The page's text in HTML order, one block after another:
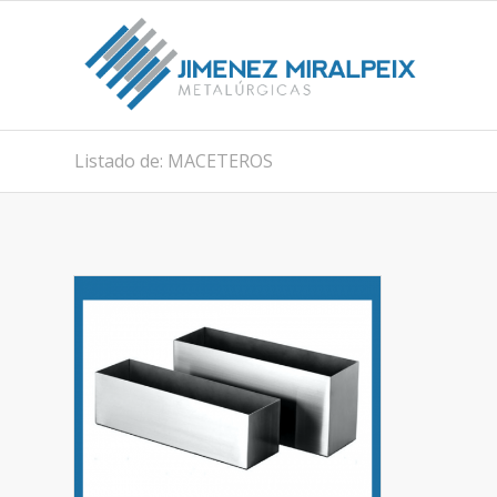
Listado de: MACETEROS